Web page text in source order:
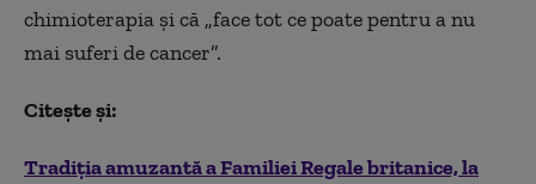
chimioterapia şi că „face tot ce poate pentru a nu
mai suferi de cancer”.
Citește și:
Tradiția amuzantă a Familiei Regale britanice, la